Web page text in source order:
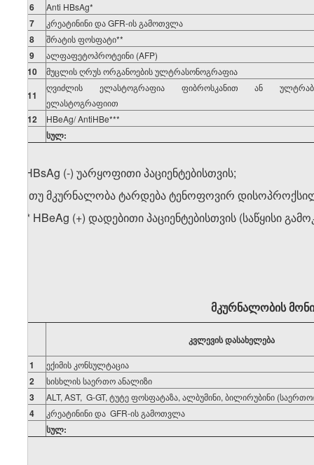
6 Anti HBsAg*
7 კრეატინინი და GFR-ის გამოთვლა
8 შრატის ფოსფატი**
9 ალფაფეტოპროტეინი (AFP)
10 მუცლის ღრუს ორგანოების ულტრასონოგრაფია
11
ღვიძლის ელასტოგრაფია ფიბროსკანით ან
ელასტოგრაფიით
12 HBeAg/ AntiHBe***
სულ:
* HBsAg (-) უარყოფითი პაციენტებისთვის;
** თუ მკურნალობა ტარდება ტენოფოვირ
*** HBeAg (+) დადებითი პაციენტებისთვის (საწყისი
მკურნალობის
კვლევის დასახელება
1
ექიმის კონსულტაცია
2 სისხლის საერთო ანალიზი
3 ALT, AST, G-GT, ტუტე ფოსფატაზა, ალბუმინი, ბილირუბინი
4 კრეატინინი და GFR-ის გამოთვლა
სულ: